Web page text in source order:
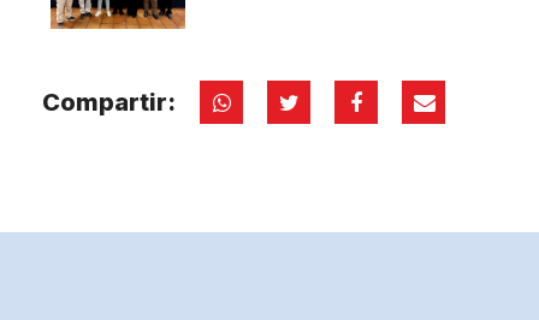
Compartir: